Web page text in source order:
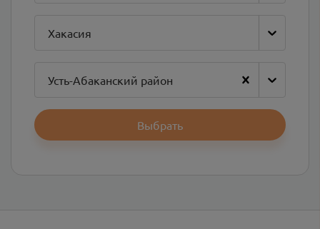
Хакасия
Усть-Абаканский район
Выбрать